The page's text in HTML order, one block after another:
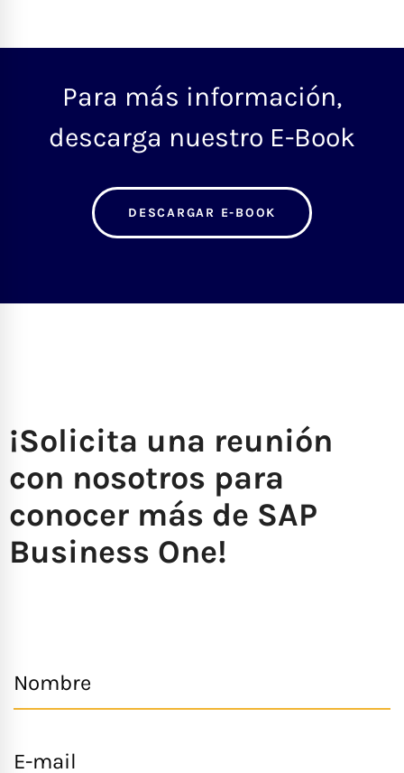
Para más información,
descarga nuestro E-Book
DESCARGAR E-BOOK
¡Solicita una reunión
con nosotros para
conocer más de SAP
Business One!